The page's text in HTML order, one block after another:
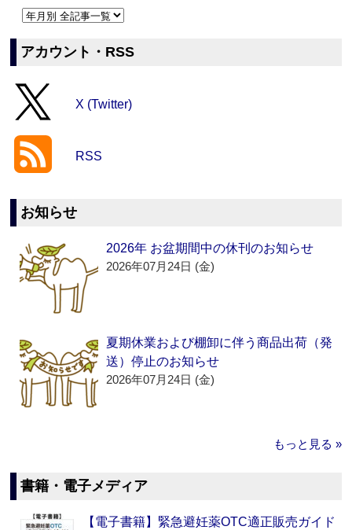
アカウント・RSS
X (Twitter)
RSS
お知らせ
2026年 お盆期間中の休刊のお知らせ
2026年07月24日 (金)
夏期休業および棚卸に伴う商品出荷（発
送）停止のお知らせ
2026年07月24日 (金)
もっと見る »
書籍・電子メディア
【電子書籍】緊急避妊薬OTC適正販売ガイド